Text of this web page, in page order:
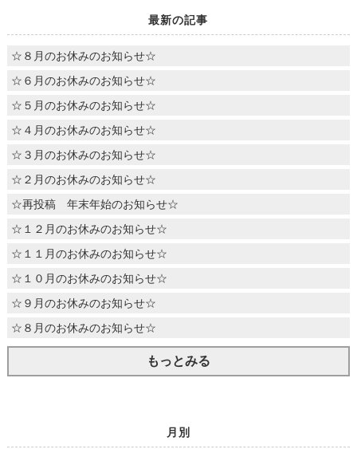
最新の記事
☆８月のお休みのお知らせ☆
☆６月のお休みのお知らせ☆
☆５月のお休みのお知らせ☆
☆４月のお休みのお知らせ☆
☆３月のお休みのお知らせ☆
☆２月のお休みのお知らせ☆
☆再投稿 年末年始のお知らせ☆
☆１２月のお休みのお知らせ☆
☆１１月のお休みのお知らせ☆
☆１０月のお休みのお知らせ☆
☆９月のお休みのお知らせ☆
☆８月のお休みのお知らせ☆
もっとみる
月別